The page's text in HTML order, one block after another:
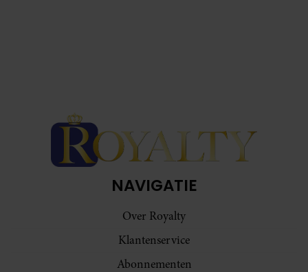
NAVIGATIE
Over Royalty
Klantenservice
Abonnementen